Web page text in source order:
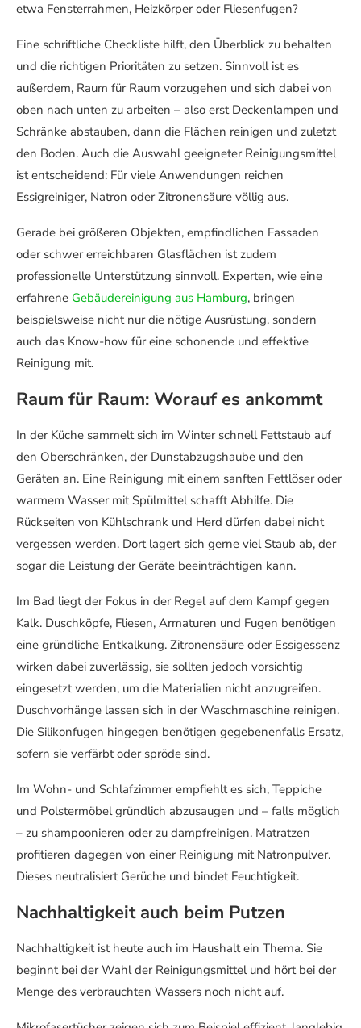
etwa Fensterrahmen, Heizkörper oder Fliesenfugen?
Eine schriftliche Checkliste hilft, den Überblick zu behalten
und die richtigen Prioritäten zu setzen. Sinnvoll ist es
außerdem, Raum für Raum vorzugehen und sich dabei von
oben nach unten zu arbeiten – also erst Deckenlampen und
Schränke abstauben, dann die Flächen reinigen und zuletzt
den Boden. Auch die Auswahl geeigneter Reinigungsmittel
ist entscheidend: Für viele Anwendungen reichen
Essigreiniger, Natron oder Zitronensäure völlig aus.
Gerade bei größeren Objekten, empfindlichen Fassaden
oder schwer erreichbaren Glasflächen ist zudem
professionelle Unterstützung sinnvoll. Experten, wie eine
erfahrene Gebäudereinigung aus Hamburg, bringen
beispielsweise nicht nur die nötige Ausrüstung, sondern
auch das Know-how für eine schonende und effektive
Reinigung mit.
Raum für Raum: Worauf es ankommt
In der Küche sammelt sich im Winter schnell Fettstaub auf
den Oberschränken, der Dunstabzugshaube und den
Geräten an. Eine Reinigung mit einem sanften Fettlöser oder
warmem Wasser mit Spülmittel schafft Abhilfe. Die
Rückseiten von Kühlschrank und Herd dürfen dabei nicht
vergessen werden. Dort lagert sich gerne viel Staub ab, der
sogar die Leistung der Geräte beeinträchtigen kann.
Im Bad liegt der Fokus in der Regel auf dem Kampf gegen
Kalk. Duschköpfe, Fliesen, Armaturen und Fugen benötigen
eine gründliche Entkalkung. Zitronensäure oder Essigessenz
wirken dabei zuverlässig, sie sollten jedoch vorsichtig
eingesetzt werden, um die Materialien nicht anzugreifen.
Duschvorhänge lassen sich in der Waschmaschine reinigen.
Die Silikonfugen hingegen benötigen gegebenenfalls Ersatz,
sofern sie verfärbt oder spröde sind.
Im Wohn- und Schlafzimmer empfiehlt es sich, Teppiche
und Polstermöbel gründlich abzusaugen und – falls möglich
– zu shampoonieren oder zu dampfreinigen. Matratzen
profitieren dagegen von einer Reinigung mit Natronpulver.
Dieses neutralisiert Gerüche und bindet Feuchtigkeit.
Nachhaltigkeit auch beim Putzen
Nachhaltigkeit ist heute auch im Haushalt ein Thema. Sie
beginnt bei der Wahl der Reinigungsmittel und hört bei der
Menge des verbrauchten Wassers noch nicht auf.